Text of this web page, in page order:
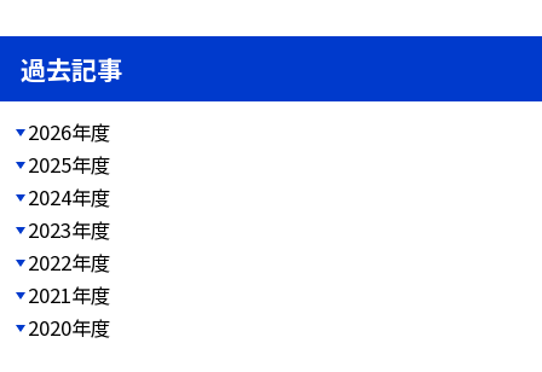
過去記事
2026年度
2025年度
2024年度
2023年度
2022年度
2021年度
2020年度